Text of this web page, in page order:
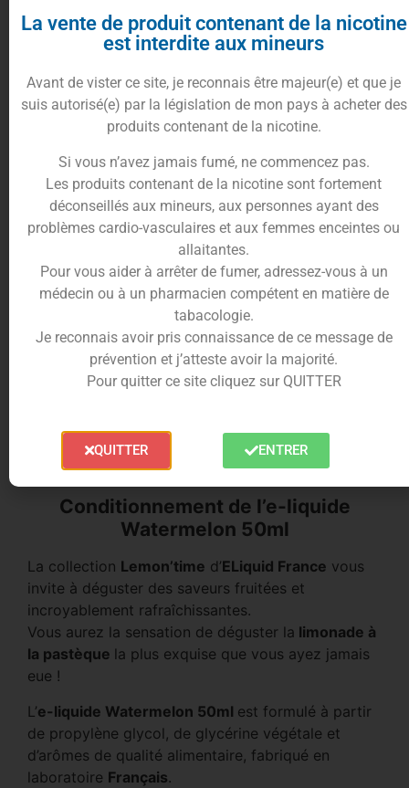
Le e-liquide Watermelon 50mlest votre billet
pour une pause estivale à tout moment, une
gorgée de bonheur qui éveille les sens et apaise
l’esprit avec sa douceur naturelle et son
effervescence légère.
harmonieusement dans la vivacité de lalimonade
créant une symphonie de saveurs qui danse sur
votre palais.
Cet accord parfait évoque le plaisir simple d’une
savourée au bord de l’eau, le
rire des amis en arrière-plan, l’écho d’un été qui ne
finit jamais.
Préparez-vous à succomber à l’attrait du e-
liquide Watermelon 50ml, où la quintessence de
pastèquerencontre la fraîcheur pétillante de la
une bulle de fraîcheur qui éclate en bouche,
laissant un goût de paradis estival à chaque
expiration.
Conditionnement de l’e-liquide
Watermelon 50ml
La collection Lemon’time d’ELiquid France vous
invite à déguster des saveurs fruitées et
incroyablement rafraîchissantes.
Vous aurez la sensation de déguster la limonade à
la pastèque la plus exquise que vous ayez jamais
eue !
L’e-liquide Watermelon 50ml est formulé à partir
de propylène glycol, de glycérine végétale et
d’arômes de qualité alimentaire, fabriqué en
laboratoire Français.
La vente de produit contenant de la nicotine
est interdite aux mineurs
Avant de vister ce site, je reconnais être majeur(e) et que je
suis autorisé(e) par la législation de mon pays à acheter des
produits contenant de la nicotine.
Si vous n’avez jamais fumé, ne commencez pas.
Les produits contenant de la nicotine sont fortement
déconseillés aux mineurs, aux personnes ayant des
problèmes cardio-vasculaires et aux femmes enceintes ou
allaitantes.
Pour vous aider à arrêter de fumer, adressez-vous à un
médecin ou à un pharmacien compétent en matière de
tabacologie.
Je reconnais avoir pris connaissance de ce message de
prévention et j’atteste avoir la majorité.
Pour quitter ce site cliquez sur QUITTER
QUITTER ENTRER